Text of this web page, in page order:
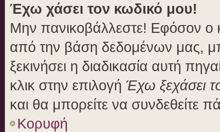
Έχω χάσει τον κωδικό μου!
Μην πανικοβάλλεστε! Εφόσον ο
από την βάση δεδομένων μας,
ξεκινήσει η διαδικασία αυτή
κλικ στην επιλογή Έχω ξεχάσει
και θα μπορείτε να συνδεθείτε
Κορυφή